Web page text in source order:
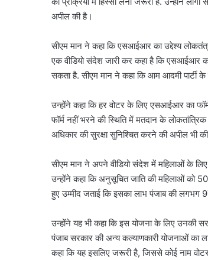
अपील की है।
सीएम मान ने कहा कि एसआईआर का उद्देश्य
एक वीडियो संदेश जारी कर कहा है कि एसआईआर
सकता है. सीएम मान ने कहा कि आम आदमी पार्टी के
उन्होंने कहा कि हर वोटर के लिए एसआईआर का
फॉर्म नहीं भरने की स्थिति में मतदान के
अधिकार की सुरक्षा सुनिश्चित करने की अपील भी
सीएम मान ने अपने वीडियो संदेश में महिलाओं के
उन्होंने कहा कि अनुसूचित जाति की महिलाओं को
हुए उम्मीद जताई कि इसका लाभ पंजाब की लगभग
उन्होंने यह भी कहा कि इस योजना के लिए उनकी
पंजाब सरकार की अन्य कल्याणकारी योजनाओं का
कहा कि यह इसलिए जरूरी है, जिससे कोई नाम